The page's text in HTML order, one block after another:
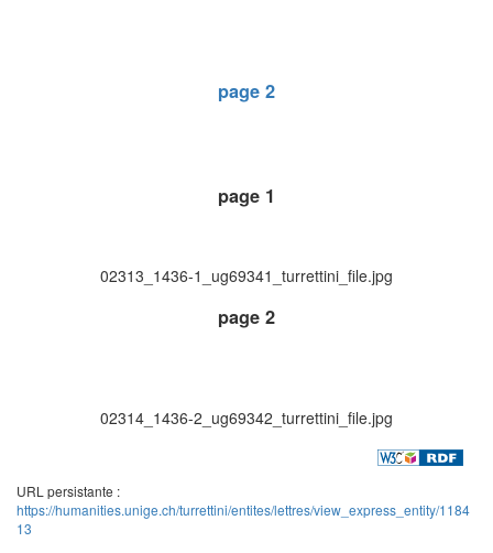
page 2
page 1
02313_1436-1_ug69341_turrettini_file.jpg
page 2
02314_1436-2_ug69342_turrettini_file.jpg
URL persistante :
https://humanities.unige.ch/turrettini/entites/lettres/view_express_entity/1184
13